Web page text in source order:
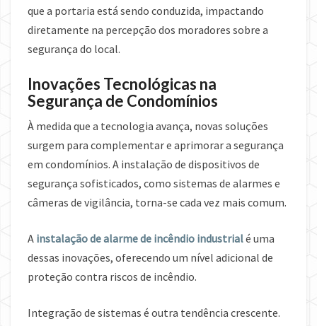
que a portaria está sendo conduzida, impactando
diretamente na percepção dos moradores sobre a
segurança do local.
Inovações Tecnológicas na
Segurança de Condomínios
À medida que a tecnologia avança, novas soluções
surgem para complementar e aprimorar a segurança
em condomínios. A instalação de dispositivos de
segurança sofisticados, como sistemas de alarmes e
câmeras de vigilância, torna-se cada vez mais comum.
A instalação de alarme de incêndio industrialé uma
dessas inovações, oferecendo um nível adicional de
proteção contra riscos de incêndio.
Integração de sistemas é outra tendência crescente.